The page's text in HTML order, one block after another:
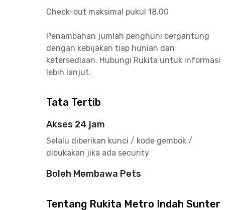
Check-out maksimal pukul 18.00
Penambahan jumlah penghuni bergantung
dengan kebijakan tiap hunian dan
ketersediaan. Hubungi Rukita untuk informasi
lebih lanjut.
Tata Tertib
Akses 24 jam
Selalu diberikan kunci / kode gembok /
dibukakan jika ada security
Boleh Membawa Pets
Tentang Rukita Metro Indah Sunter